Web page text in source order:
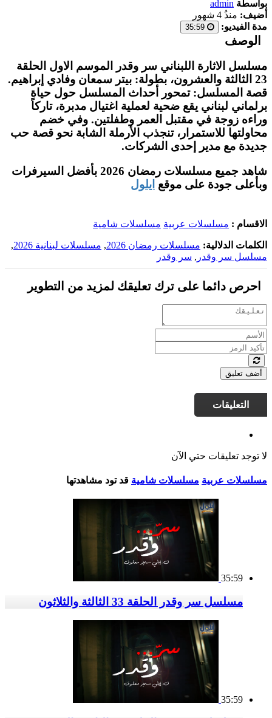
بواسطة admin
أضيف: منذُ 4 شهور
مدة الفيديو:
الوصف
مسلسل الاثارة اللبناني سر وقدر الموسم الاول الحلقة
23 الثالثة والعشرون، بطولة: بيتر سمعان وفادي إبراهيم.
قصة المسلسل: تمحور أحداث المسلسل حول حياة
برلماني لبناني يقع ضحية لعملية اغتيال مدبرة، تاركاً
وراءه زوجة في مقتبل العمر وطفلتين. وفي خضم
محاولتها للاستمرار، تنجذب الأرملة الشابة نحو قصة حب
جديدة مع مدير إحدى الشركات.
شاهد جميع مسلسلات رمضان 2026 بأفضل السيرفرات
وبأعلى جودة على موقع ايلول
الاقسام : مسلسلات عربية مسلسلات شامية
الكلمات الدلالية: مسلسلات رمضان 2026 , مسلسلات لبنانية 2026
,
مسلسل سر وقدر , سر وقدر
احرص دائما على ترك تعليقك لمزيد من التطوير
أضف تعليق
التعليقات
لا توجد تعليقات حتي الآن
مسلسلات عربية مسلسلات شامية قد تود مشاهدتها
35:59
مسلسل سر وقدر الحلقة 33 الثالثة والثلاثون
35:59